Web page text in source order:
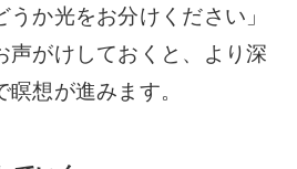
か光をお分けください」
声がけしておくと、より深
想が進みます。